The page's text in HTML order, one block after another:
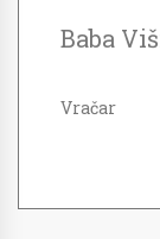
Baba
Vračar